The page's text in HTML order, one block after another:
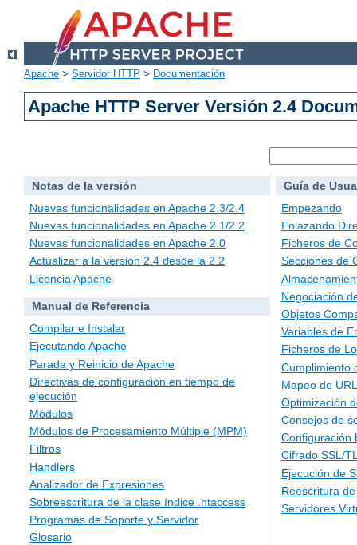
Apache > Servidor HTTP > Documentación
Apache HTTP Server Versión 2.4
Notas de la versión
Nuevas funcionalidades en Apache 2.3/2.4
Nuevas funcionalidades en Apache 2.1/2.2
Nuevas funcionalidades en Apache 2.0
Actualizar a la versión 2.4 desde la 2.2
Licencia Apache
Manual de Referencia
Compilar e Instalar
Ejecutando Apache
Parada y Reinicio de Apache
Directivas de configuración en tiempo de
ejecución
Módulos
Módulos de Procesamiento Múltiple (MPM)
Filtros
Handlers
Analizador de Expresiones
Sobreescritura de la clase índice .htaccess
Programas de Soporte y Servidor
Glosario
Guía de
Empezando
Enlazando
Ficheros de
Secciones de
Negociación
Objetos
Variables de
Ficheros de
Cumplimiento
Mapeo de
Optimización
Consejos de
Configuración
Cifrado SSL/
Ejecución de
Reescritura
Servidores